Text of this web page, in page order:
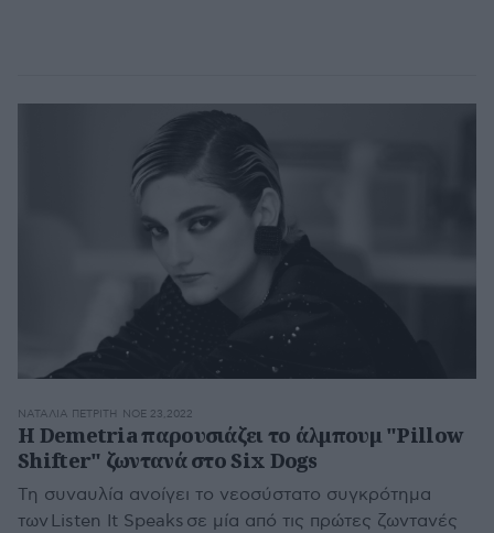
ΝΑΤΑΛΊΑ ΠΕΤΡΊΤΗ ΝΟΕ 23,2022
Η Demetria παρουσιάζει το άλμπουμ "Pillow
Shifter" ζωντανά στο Six Dogs
Τη συναυλία ανοίγει το νεοσύστατο συγκρότημα
των Listen It Speaks σε μία από τις πρώτες ζωντανές